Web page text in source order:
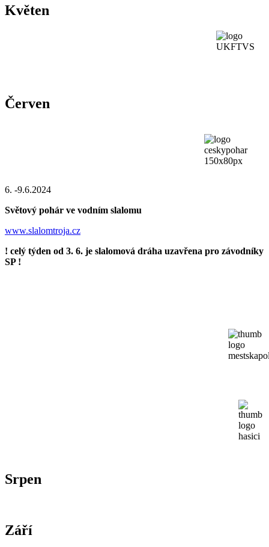
Květen
Červen
6. -9.6.2024
Světový pohár ve vodním slalomu
www.slalomtroja.cz
! celý týden od 3. 6. je slalomová dráha uzavřena pro závodníky
SP !
Srpen
Září